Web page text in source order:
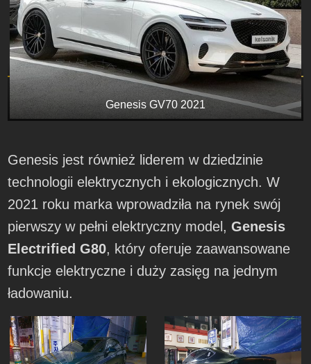
Genesis GV70 2021
Genesis jest również liderem w dziedzinie
technologii elektrycznych i ekologicznych. W
2021 roku marka wprowadziła na rynek swój
pierwszy w pełni elektryczny model,Genesis
Electrified G80, który oferuje zaawansowane
funkcje elektryczne i duży zasięg na jednym
ładowaniu.